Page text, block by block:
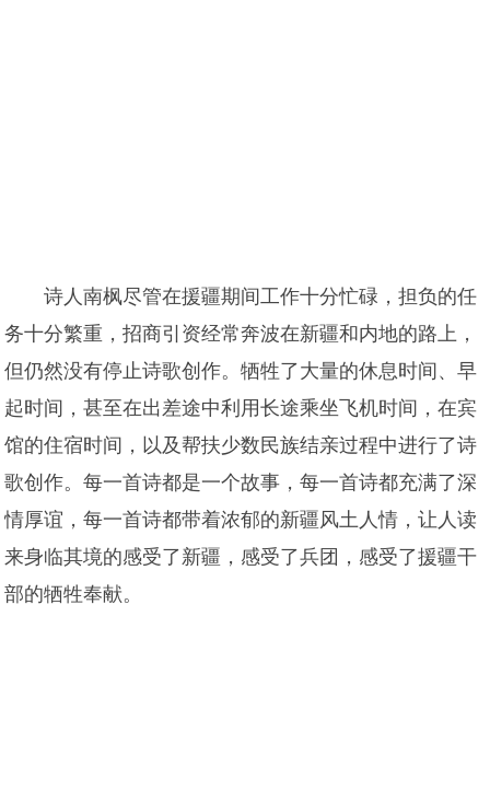
诗人南枫尽管在援疆期间工作十分忙碌，担负的任
务十分繁重，招商引资经常奔波在新疆和内地的路上，
但仍然没有停止诗歌创作。牺牲了大量的休息时间、早
起时间，甚至在出差途中利用长途乘坐飞机时间，在宾
馆的住宿时间，以及帮扶少数民族结亲过程中进行了诗
歌创作。每一首诗都是一个故事，每一首诗都充满了深
情厚谊，每一首诗都带着浓郁的新疆风土人情，让人读
来身临其境的感受了新疆，感受了兵团，感受了援疆干
部的牺牲奉献。